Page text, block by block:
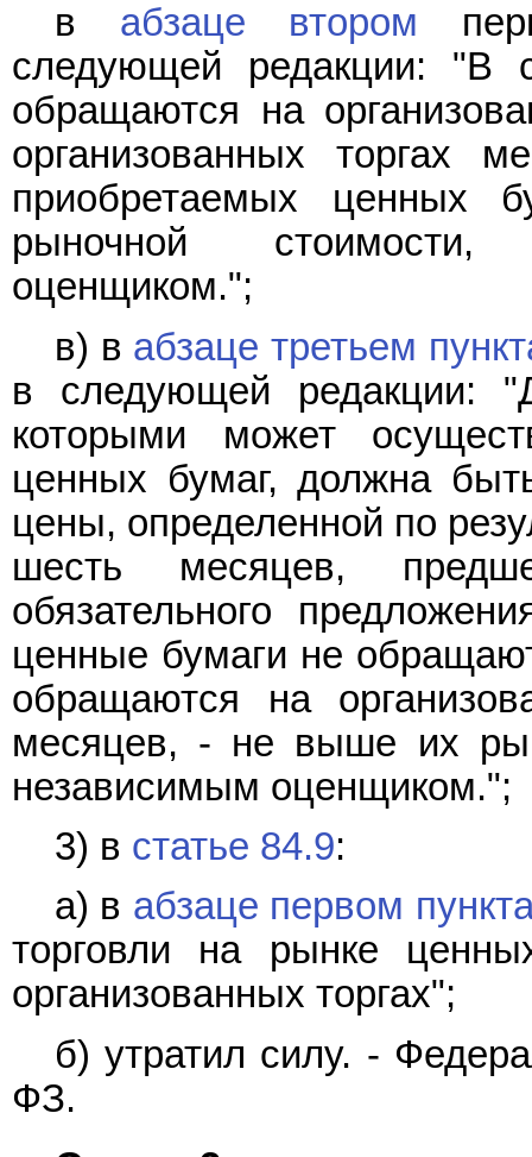
в абзаце втором
следующей редакции: "В
обращаются на
организованных торгах
приобретаемых
рыночной стоимости,
оценщиком.";
в) в абзаце третьем
в следующей редакции:
которыми может
ценных бумаг, должна
цены, определенной по
шесть месяцев,
обязательного
ценные бумаги не
обращаются на
месяцев, - не выше их
независимым оценщиком.";
3) в статье 84.9:
а) в абзаце первом
торговли на рынке
организованных торгах";
б) утратил силу. -
ФЗ.